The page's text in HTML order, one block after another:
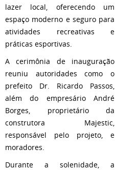
lazer local, oferecendo um
espaço moderno e seguro para
atividades recreativas e
práticas esportivas.
A cerimônia de inauguração
reuniu autoridades como o
prefeito Dr. Ricardo Passos,
além do empresário André
Borges, proprietário da
construtora Majestic,
responsável pelo projeto, e
moradores.
Durante a solenidade, a